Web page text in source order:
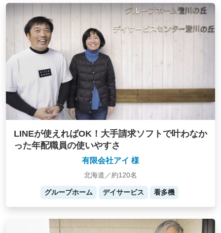
LINEが使えればOK！大手請求ソフトで叶わなか
った年配職員の使いやすさ
有限会社アイ 様
北海道／約120名
グループホーム デイサービス 看多機